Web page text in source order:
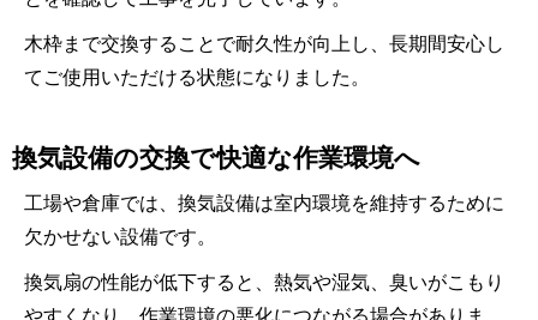
木枠まで交換することで耐久性が向上し、長期間安心し
てご使用いただける状態になりました。
換気設備の交換で快適な作業環境へ
工場や倉庫では、換気設備は室内環境を維持するために
欠かせない設備です。
換気扇の性能が低下すると、熱気や湿気、臭いがこもり
やすくなり、作業環境の悪化につながる場合がありま